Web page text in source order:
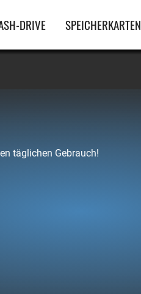
DRIVE SPEICHERKARTEN
täglichen Gebrauch!